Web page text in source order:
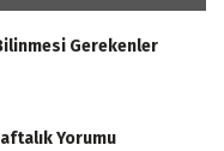
Gerekenler
Yorumu